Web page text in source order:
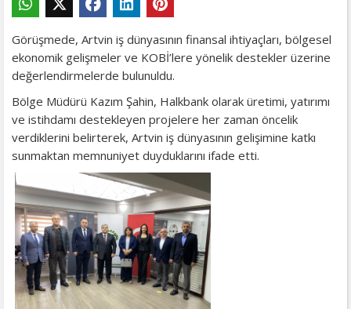
Görüşmede, Artvin iş dünyasının finansal ihtiyaçları, bölgesel
ekonomik gelişmeler ve KOBİ’lere yönelik destekler üzerine
değerlendirmelerde bulunuldu.
Bölge Müdürü Kazım Şahin, Halkbank olarak üretimi, yatırımı
ve istihdamı destekleyen projelere her zaman öncelik
verdiklerini belirterek, Artvin iş dünyasının gelişimine katkı
sunmaktan memnuniyet duyduklarını ifade etti.